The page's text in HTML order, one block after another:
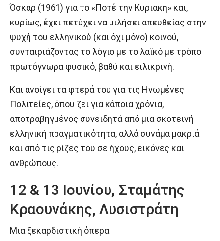
Όσκαρ (1961) για το «Ποτέ την Κυριακή» και,
κυρίως, έχει πετύχει να μιλήσει απευθείας στην
ψυχή του ελληνικού (και όχι μόνο) κοινού,
συνταιριάζοντας το λόγιο με το λαϊκό με τρόπο
πρωτόγνωρα φυσικό, βαθύ και ειλικρινή.
Και ανοίγει τα φτερά του για τις Ηνωμένες
Πολιτείες, όπου ζει για κάποια χρόνια,
αποτραβηγμένος συνειδητά από μια σκοτεινή
ελληνική πραγματικότητα, αλλά συνάμα μακριά
και από τις ρίζες του σε ήχους, εικόνες και
ανθρώπους.
12 & 13 Ιουνίου, Σταμάτης
Κραουνάκης, Λυσιστράτη
Μια ξεκαρδιστική όπερα